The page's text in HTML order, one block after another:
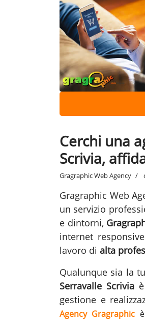
Cerchi una
Scrivia,
Gragraphic Web Agency
Gragraphic Web
un servizio
e dintorni,
internet
lavoro di alta
Qualunque sia la
Serravalle Scriviaè
gestione e
Agency Gragraphic